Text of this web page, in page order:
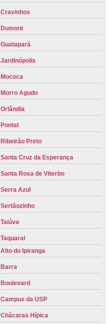
Cravinhos
Dumont
Guatapará
Jardinópolis
Mococa
Morro Agudo
Orlândia
Pontal
Ribeirão Preto
Santa Cruz da Esperança
Santa Rosa de Viterbo
Serra Azul
Sertãozinho
Taiúva
Taquaral
Alto do Ipiranga
Barra
Boulevard
Campus da USP
Chácaras Hípica